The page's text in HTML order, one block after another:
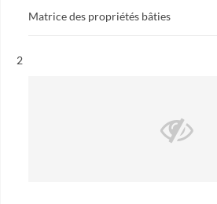
Matrice des propriétés bâties
Résultat n°
2